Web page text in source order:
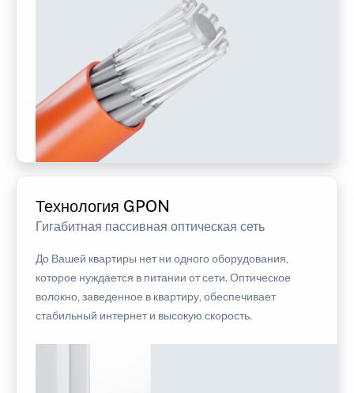
Технология GPON
Гигабитная пассивная оптическая сеть
До Вашей квартиры нет ни одного оборудования,
которое нуждается в питании от сети. Оптическое
волокно, заведенное в квартиру, обеспечивает
стабильный интернет и высокую скорость.